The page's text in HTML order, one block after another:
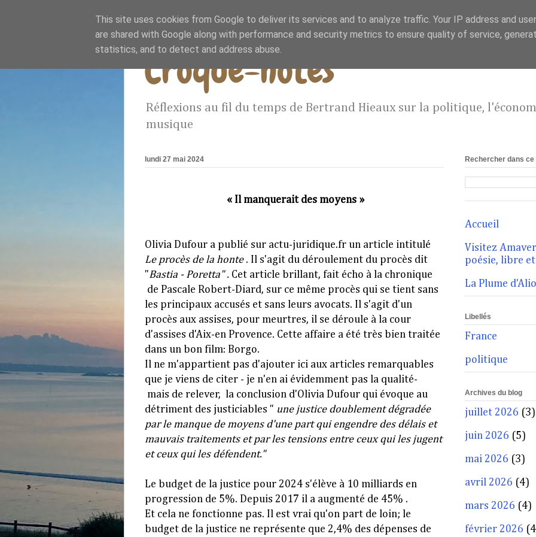
Croque-notes
Réflexions au fil du temps de Bertrand Hieaux sur la politique,
musique
lundi 27 mai 2024
« Il manquerait des moyens »
Olivia Dufour a publié sur actu-juridique.fr un article intitulé
Le procès de la honte. Il s'agit du déroulement du procès dit
"Bastia - Poretta" . Cet article brillant, fait écho à la chronique
de Pascale Robert-Diard, sur ce même procès qui se tient sans
les principaux accusés et sans leurs avocats. Il s'agit d'un
procès aux assises, pour meurtres, il se déroule à la cour
d'assises d'Aix-en Provence. Cette affaire a été très bien traitée
dans un bon film: Borgo.
Il ne m'appartient pas d'ajouter ici aux articles remarquables
que je viens de citer - je n'en ai évidemment pas la qualité-
mais de relever, la conclusion d'Olivia Dufour qui évoque au
détriment des justiciables " une justice doublement dégradée
par le manque de moyens d'une part qui engendre des délais et
mauvais traitements et par les tensions entre ceux qui les jugent
et ceux qui les défendent."
Le budget de la justice pour 2024 s'élève à 10 milliards en
progression de 5%. Depuis 2017 il a augmenté de 45% .
Et cela ne fonctionne pas. Il est vrai qu'on part de loin; le
budget de la justice ne représente que 2,4% des dépenses de
Rechercher dans ce
Accueil
Visitez
poésie, libre
La Plume
Libellés
France
politique
Archives du blog
juillet 2026 (3)
juin 2026 (5)
mai 2026 (3)
avril 2026 (4)
mars 2026 (4)
février 2026
This site uses cookies from Google to deliver its services and to analyze traffic. Your IP address and
are shared with Google along with performance and security metrics to ensure quality of service,
statistics, and to detect and address abuse.